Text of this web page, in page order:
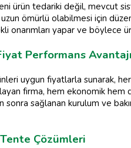
ürün tedariki değil, mevcut
ömürlü olabilmesi için
yapar ve böylece
Performans Avantajı
uygun fiyatlarla sunarak,
firma, hem ekonomik hem
sonra sağlanan kurulum ve
Çözümleri